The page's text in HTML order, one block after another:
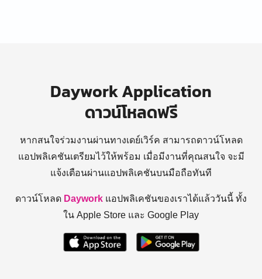
Daywork Application
ดาวน์โหลดฟรี
หากสนใจร่วมงานผ่านทางเดย์เวิร์ค สามารถดาวน์โหลด
แอปพลิเคชันเตรียมไว้ให้พร้อม เมื่อมีงานที่คุณสนใจ จะมี
แจ้งเตือนผ่านแอปพลิเคชันบนมือถือทันที
ดาวน์โหลด Daywork แอปพลิเคชันของเราได้แล้ววันนี้ ทั้ง
ใน Apple Store และ Google Play